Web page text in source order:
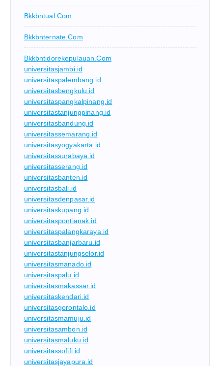
Bkkbntual.com
Bkkbnternate.com
Bkkbntidorekepulauan.com
universitasjambi.id
universitaspalembang.id
universitasbengkulu.id
universitaspangkalpinang.id
universitastanjungpinang.id
universitasbandung.id
universitassemarang.id
universitasyogyakarta.id
universitassurabaya.id
universitasserang.id
universitasbanten.id
universitasbali.id
universitasdenpasar.id
universitaskupang.id
universitaspontianak.id
universitaspalangkaraya.id
universitasbanjarbaru.id
universitastanjungselor.id
universitasmanado.id
universitaspalu.id
universitasmakassar.id
universitaskendari.id
universitasgorontalo.id
universitasmamuju.id
universitasambon.id
universitasmaluku.id
universitassofifi.id
universitasjayapura.id